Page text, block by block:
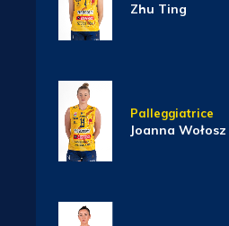
Zhu Ting
Palleggiatrice
Joanna Wołosz